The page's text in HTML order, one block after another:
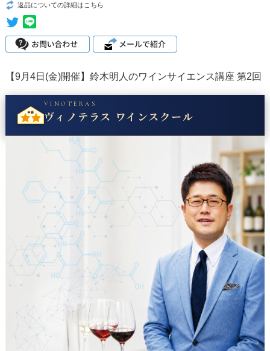
返品についての詳細はこちら
【9月4日(金)開催】鈴木明人のワインサイエンス講座 第2回
VINOTERAS
ヴィノテラス ワインスクール